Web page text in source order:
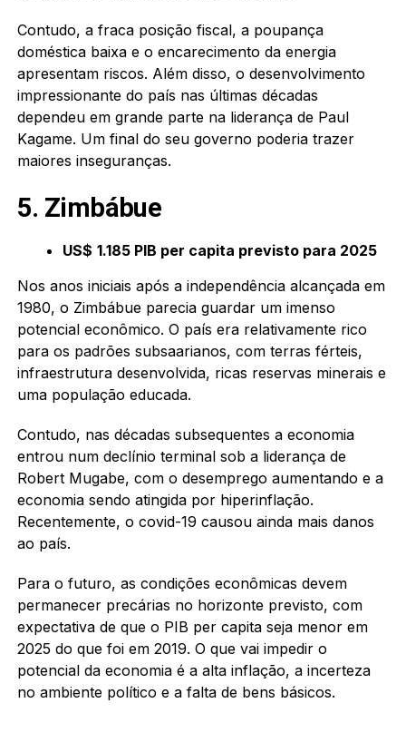
Contudo, a fraca posição fiscal, a poupança
doméstica baixa e o encarecimento da energia
apresentam riscos. Além disso, o desenvolvimento
impressionante do país nas últimas décadas
dependeu em grande parte na liderança de Paul
Kagame. Um final do seu governo poderia trazer
maiores inseguranças.
5. Zimbábue
US$ 1.185 PIB per capita previsto para 2025
Nos anos iniciais após a independência alcançada em
1980, o Zimbábue parecia guardar um imenso
potencial econômico. O país era relativamente rico
para os padrões subsaarianos, com terras férteis,
infraestrutura desenvolvida, ricas reservas minerais e
uma população educada.
Contudo, nas décadas subsequentes a economia
entrou num declínio terminal sob a liderança de
Robert Mugabe, com o desemprego aumentando e a
economia sendo atingida por hiperinflação.
Recentemente, o covid-19 causou ainda mais danos
ao país.
Para o futuro, as condições econômicas devem
permanecer precárias no horizonte previsto, com
expectativa de que o PIB per capita seja menor em
2025 do que foi em 2019. O que vai impedir o
potencial da economia é a alta inflação, a incerteza
no ambiente político e a falta de bens básicos.